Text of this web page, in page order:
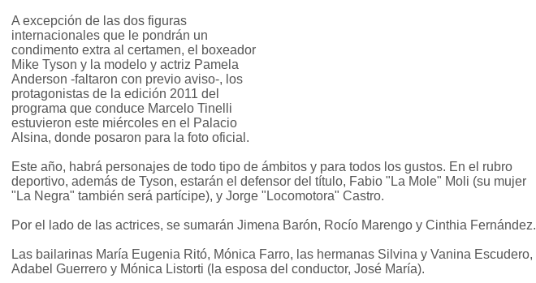
A excepción de las dos figuras
internacionales que le pondrán un
condimento extra al certamen, el boxeador
Mike Tyson y la modelo y actriz Pamela
Anderson -faltaron con previo aviso-, los
protagonistas de la edición 2011 del
programa que conduce Marcelo Tinelli
estuvieron este miércoles en el Palacio
Alsina, donde posaron para la foto oficial.
Este año, habrá personajes de todo tipo de ámbitos y para todos los gustos. En el rubro
deportivo, además de Tyson, estarán el defensor del título, Fabio "La Mole" Moli (su mujer
"La Negra" también será partícipe), y Jorge "Locomotora" Castro.
Por el lado de las actrices, se sumarán Jimena Barón, Rocío Marengo y Cinthia Fernández.
Las bailarinas María Eugenia Ritó, Mónica Farro, las hermanas Silvina y Vanina Escudero,
Adabel Guerrero y Mónica Listorti (la esposa del conductor, José María).